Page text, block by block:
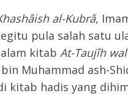
al-Kubrâ,
pula salah satu
kitab At-Taujîh
bin Muhammad ash-
kitab hadis yang